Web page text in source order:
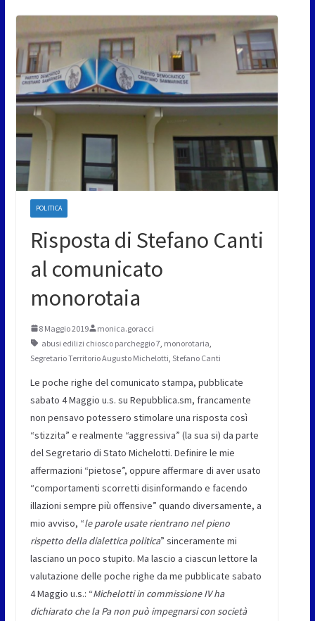
POLITICA
Risposta di Stefano Canti
al comunicato
monorotaia
8 Maggio 2019
monica.goracci
abusi edilizi chiosco parcheggio 7, monorotaria
Segretario Territorio Augusto Michelotti Stefano Canti
Le poche righe del comunicato stampa, pubblicate
sabato 4 Maggio u.s. su Repubblica.sm, francamente
non pensavo potessero stimolare una risposta così
“stizzita” e realmente “aggressiva” (la sua si) da parte
del Segretario di Stato Michelotti. Definire le mie
affermazioni “pietose”, oppure affermare di aver usato
“comportamenti scorretti disinformando e facendo
illazioni sempre più offensive” quando diversamente, a
mio avviso, “le parole usate rientrano nel pieno
rispetto della dialettica politica” sinceramente mi
lasciano un poco stupito. Ma lascio a ciascun lettore la
valutazione delle poche righe da me pubblicate sabato
4 Maggio u.s.: “Michelotti in commissione IV ha
dichiarato che la Pa non può impegnarsi con società